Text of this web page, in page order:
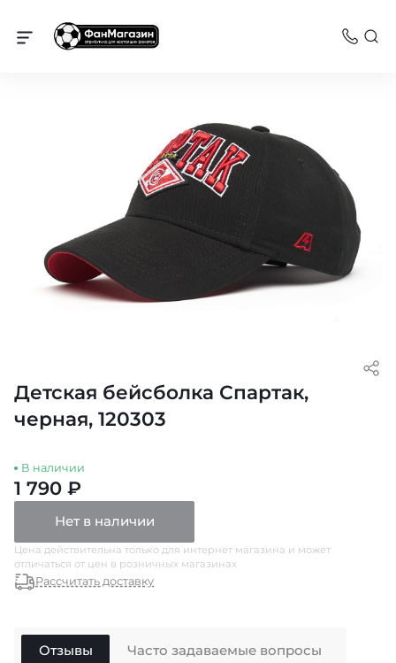
Спартак
Детская бейсболка Спартак,
черная, 120303
В наличии
1 790 ₽
Нет в наличии
Цена действительна только для интернет магазина и может
отличаться от цен в розничных магазинах
Рассчитать доставку
Отзывы Часто задаваемые вопросы